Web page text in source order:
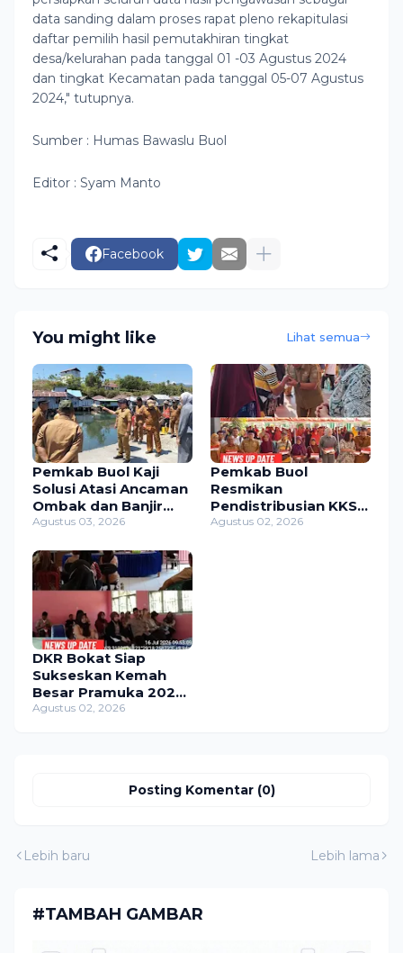
data sanding dalam proses rapat pleno rekapitulasi
daftar pemilih hasil pemutakhiran tingkat
desa/kelurahan pada tanggal 01 -03 Agustus 2024
dan tingkat Kecamatan pada tanggal 05-07 Agustus
2024," tutupnya.
Sumber : Humas Bawaslu Buol
Editor : Syam Manto
Facebook
You might like Lihat semua
Pemkab Buol Kaji
Solusi Atasi Ancaman
Ombak dan Banjir
Rob di Lokodidi
Agustus 03, 2026
Pemkab Buol
Resmikan
Pendistribusian KKS,
744 KPM di 11
Agustus 02, 2026
DKR Bokat Siap
Sukseskan Kemah
Besar Pramuka 2026,
Momentum Bentuk
Agustus 02, 2026
Posting Komentar (0)
Lebih baru Lebih lama
#TAMBAH GAMBAR